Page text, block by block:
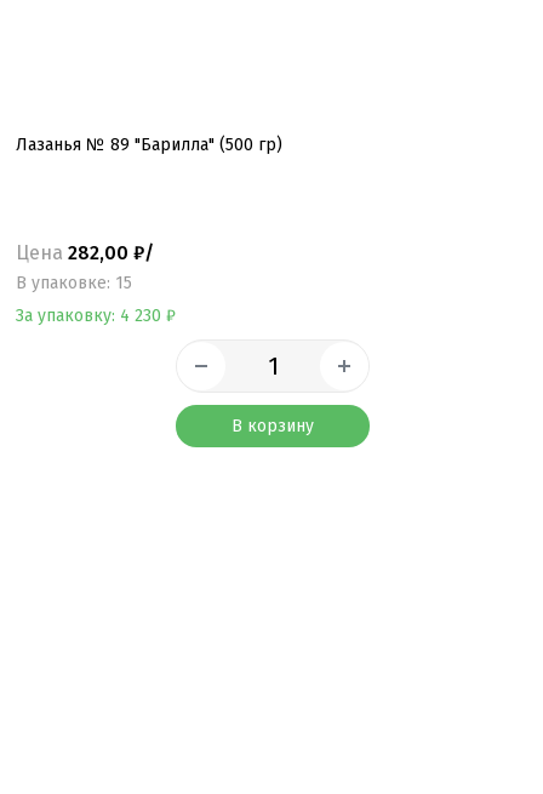
Лазанья № 89 "Барилла" (500 гр)
Цена 282,00 ₽/
B упаковке: 15
За упаковку: 4 230 ₽
В корзину